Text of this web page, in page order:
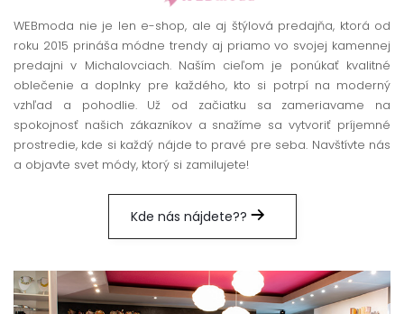
WEBmoda nie je len e-shop, ale aj štýlová predajňa, ktorá od
roku 2015 prináša módne trendy aj priamo vo svojej kamennej
predajni v Michalovciach. Naším cieľom je ponúkať kvalitné
oblečenie a doplnky pre každého, kto si potrpí na moderný
vzhľad a pohodlie. Už od začiatku sa zameriavame na
spokojnosť našich zákazníkov a snažíme sa vytvoriť príjemné
prostredie, kde si každý nájde to pravé pre seba. Navštívte nás
a objavte svet módy, ktorý si zamilujete!
Kde nás nájdete??